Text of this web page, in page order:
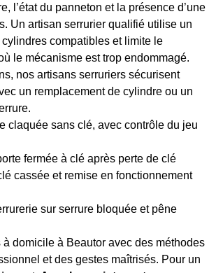
l’état du panneton et la présence d’une
Un artisan serrurier qualifié utilise un
compatibles et limite le
le mécanisme est trop endommagé.
nos artisans serruriers sécurisent
un remplacement de cylindre ou un
claquée sans clé, avec contrôle du jeu
fermée à clé après perte de clé
cassée et remise en fonctionnement
sur serrure bloquée et pêne
à domicile à Beautor avec des méthodes
et des gestes maîtrisés. Pour un